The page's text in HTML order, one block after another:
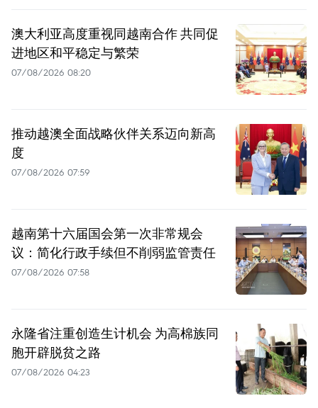
澳大利亚高度重视同越南合作 共同促
进地区和平稳定与繁荣
07/08/2026 08:20
推动越澳全面战略伙伴关系迈向新高
度
07/08/2026 07:59
越南第十六届国会第一次非常规会
议：简化行政手续但不削弱监管责任
07/08/2026 07:58
永隆省注重创造生计机会 为高棉族同
胞开辟脱贫之路
07/08/2026 04:23